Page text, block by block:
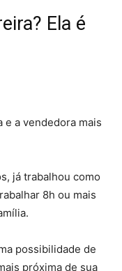
Ela é
e a vendedora mais
já trabalhou como
8h ou mais
possibilidade de
próxima de sua